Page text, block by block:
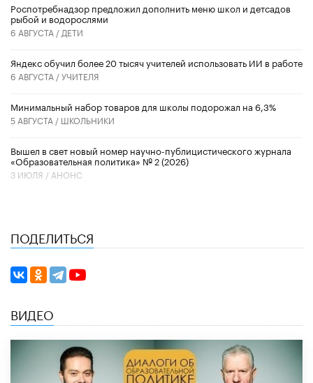
Роспотребнадзор предложил дополнить меню школ и детсадов
рыбой и водорослями
6 АВГУСТА / ДЕТИ
​Яндекс обучил более 20 тысяч учителей использовать ИИ в работе
6 АВГУСТА /УЧИТЕЛЯ
Минимальный набор товаров для школы подорожал на 6,3%
5 АВГУСТА / ШКОЛЬНИКИ
Вышел в свет новый номер научно-публицистического журнала
«Образовательная политика» № 2 (2026)
3 ИЮЛЯ / АНОНС
ПОДЕЛИТЬСЯ
ВИДЕО